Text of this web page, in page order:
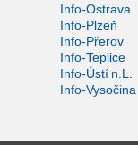
Info-Ostrava
Info-Plzeň
Info-Přerov
Info-Teplice
Info-Ústí n.L.
Info-Vysočina